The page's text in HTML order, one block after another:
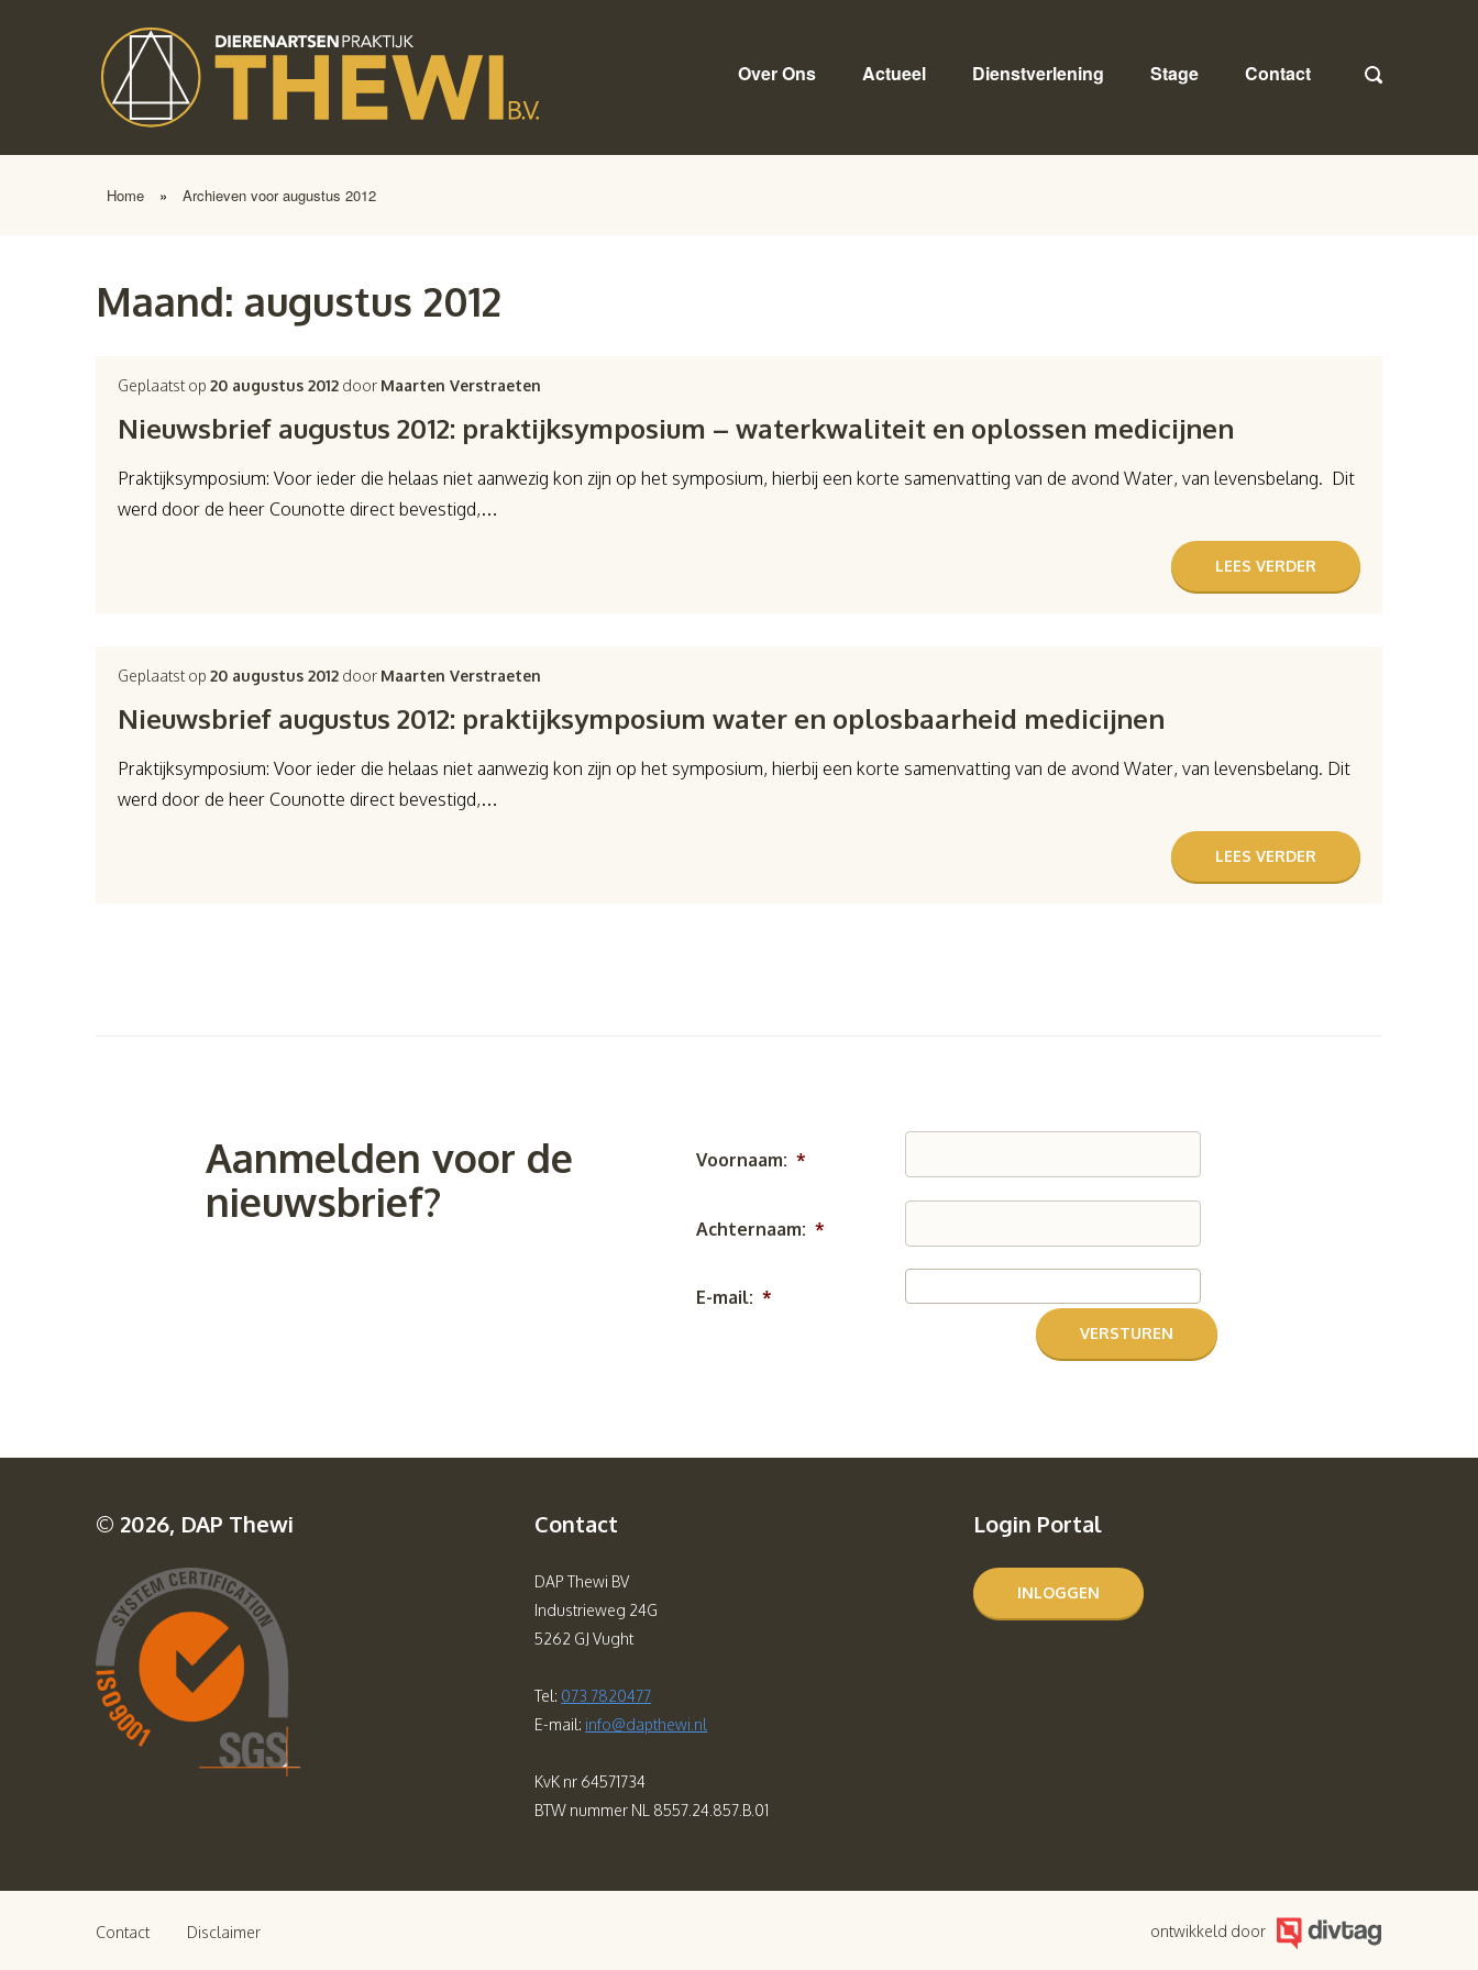
Over Ons Actueel Dienstverlening Stage Contact
Home » Archieven voor augustus 2012
Maand: augustus 2012
Geplaatst op20 augustus 2012 door Maarten Verstraeten
Nieuwsbrief augustus 2012: praktijksymposium – waterkwaliteit en oplossen medicijnen
Praktijksymposium: Voor ieder die helaas niet aanwezig kon zijn op het symposium, hierbij een korte samenvatting van de avond Water, van levensbelang. Dit
werd door de heer Counotte direct bevestigd,…
LEES VERDER
Geplaatst op20 augustus 2012 door Maarten Verstraeten
Nieuwsbrief augustus 2012: praktijksymposium water en oplosbaarheid medicijnen
Praktijksymposium: Voor ieder die helaas niet aanwezig kon zijn op het symposium, hierbij een korte samenvatting van de avond Water, van levensbelang. Dit
werd door de heer Counotte direct bevestigd,…
LEES VERDER
Aanmelden voor de
nieuwsbrief?
Voornaam: *
Achternaam: *
E-mail: *
© 2026, DAP Thewi Contact
DAP Thewi BV
Industrieweg 24G
5262 GJ Vught
Tel: 073 7820477
E-mail: info@dapthewi.nl
KvK nr 64571734
BTW nummer NL 8557.24.857.B.01
Login Portal
INLOGGEN
Contact Disclaimer ontwikkeld door